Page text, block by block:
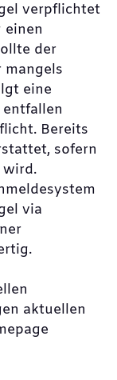
verpflichtet
einen
der
mangels
eine
entfallen
Bereits
sofern
wird.
via
aktuellen